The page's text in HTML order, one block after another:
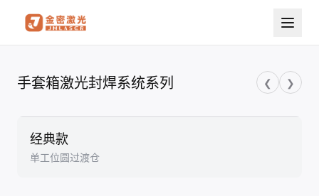
手套箱激光封焊系统系列 ❮ ❯
经典款
单工位圆过渡仓